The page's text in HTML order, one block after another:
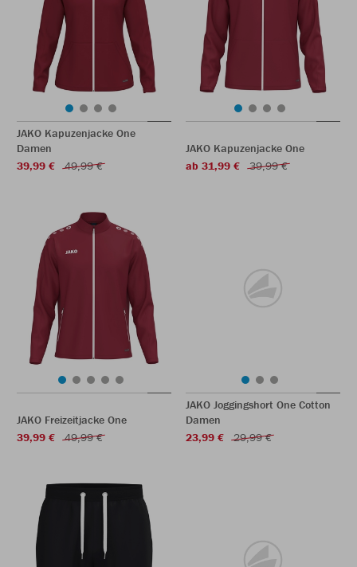
JAKO Kapuzenjacke One
Damen
39,99 €
49,99 €
JAKO Kapuzenjacke One
ab 31,99 €
39,99 €
JAKO Freizeitjacke One
39,99 €
49,99 €
JAKO Joggingshort One Cotton
Damen
23,99 €
29,99 €